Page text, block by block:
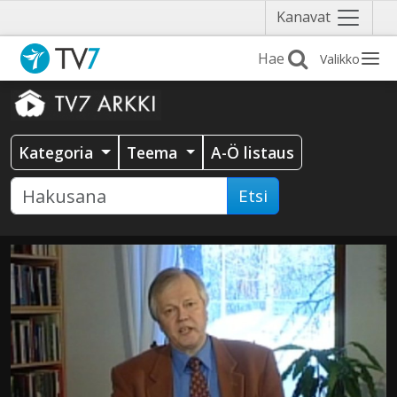
Kanavat Näytä
valikko
Valikko
Kategoria Teema A-Ö listaus
Etsi